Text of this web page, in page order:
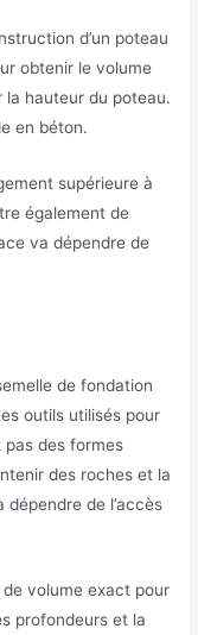
d’un poteau
obtenir le volume
hauteur du poteau.
en béton.
supérieure à
également de
va dépendre de
de fondation
outils utilisés pour
des formes
des roches et la
de l’accès
de volume exact pour
profondeurs et la